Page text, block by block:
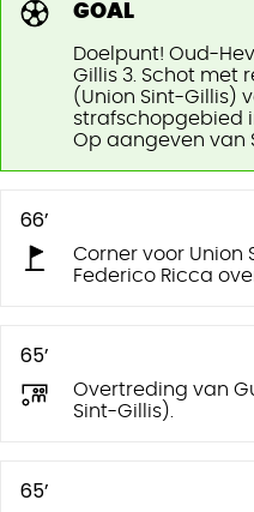
GOAL
Doelpunt! Oud-
Gillis 3. Schot met
(Union Sint-Gillis)
strafschopgebied
Op aangeven van
66’
Corner voor Union
Federico Ricca
65’
Overtreding van
Sint-Gillis).
65’